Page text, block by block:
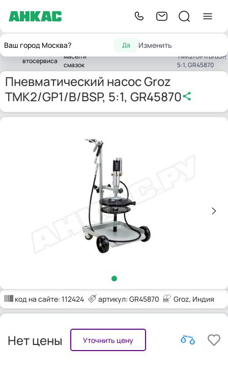
Ваш город Москва? Да Изменить
Оборудование
для
автосервиса
для замены
масел и
смазок
TMK2/GP1/B/BSP,
5:1, GR45870
Пневматический насос Groz
TMK2/GP1/B/BSP, 5:1, GR45870
код на сайте: 112424 артикул: GR45870 Groz, Индия
Нет цены Уточнить цену